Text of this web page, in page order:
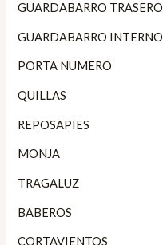
GUARDABARRO TRASERO
GUARDABARRO INTERNO
PORTA NUMERO
QUILLAS
REPOSAPIES
MONJA
TRAGALUZ
BABEROS
CORTAVIENTOS